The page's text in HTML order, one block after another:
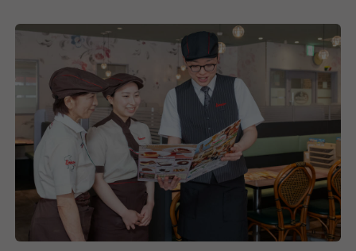
選択を行うことで、食を通して豊かさを提供していま
す。
食を通じた社会貢献に向けて、私たちと共に成長して
くていきませんか？